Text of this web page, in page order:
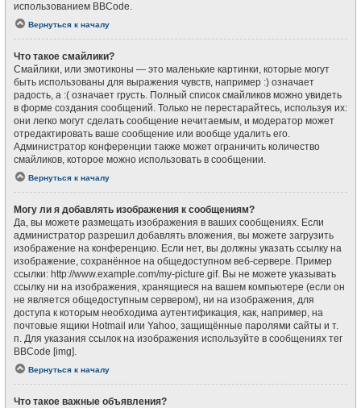
использованием BBCode.
Вернуться к началу
Что такое смайлики?
Смайлики, или эмотиконы — это маленькие картинки, которые могут
быть использованы для выражения чувств, например :) означает
радость, а :( означает грусть. Полный список смайликов можно увидеть
в форме создания сообщений. Только не перестарайтесь, используя их:
они легко могут сделать сообщение нечитаемым, и модератор может
отредактировать ваше сообщение или вообще удалить его.
Администратор конференции также может ограничить количество
смайликов, которое можно использовать в сообщении.
Вернуться к началу
Могу ли я добавлять изображения к сообщениям?
Да, вы можете размещать изображения в ваших сообщениях. Если
администратор разрешил добавлять вложения, вы можете загрузить
изображение на конференцию. Если нет, вы должны указать ссылку на
изображение, сохранённое на общедоступном веб-сервере. Пример
ссылки: http://www.example.com/my-picture.gif. Вы не можете указывать
ссылку ни на изображения, хранящиеся на вашем компьютере (если он
не является общедоступным сервером), ни на изображения, для
доступа к которым необходима аутентификация, как, например, на
почтовые ящики Hotmail или Yahoo, защищённые паролями сайты и т.
п. Для указания ссылок на изображения используйте в сообщениях тег
BBCode [img].
Вернуться к началу
Что такое важные объявления?